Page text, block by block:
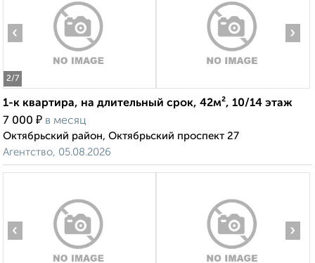
2/7
‹ ›
1-к квартира, на длительный срок, 42м², 10/14 этаж
7 000 ₽ в месяц
Октябрьский район, Октябрьский проспект 27
Агентство, 05.08.2026
‹ ›